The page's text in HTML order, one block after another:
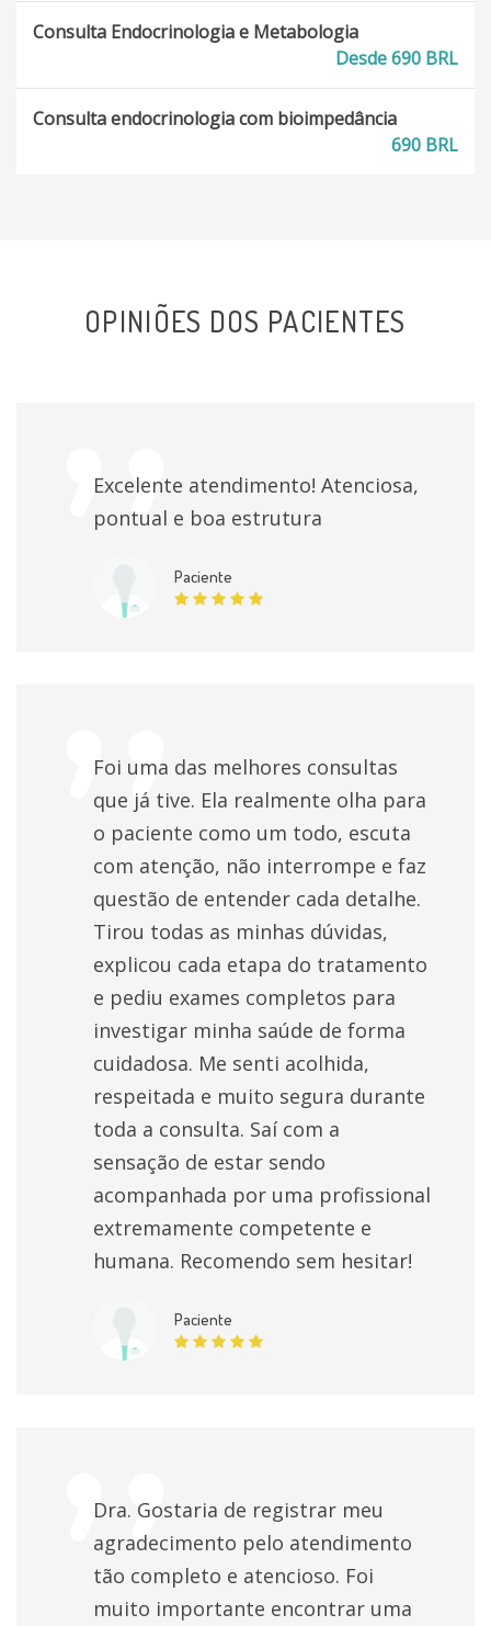
Consulta Endocrinologia e Metabologia
Desde 690 BRL
Consulta endocrinologia com bioimpedância
690 BRL
OPINIÕES DOS PACIENTES
Excelente atendimento! Atenciosa,
pontual e boa estrutura
Paciente
Foi uma das melhores consultas
que já tive. Ela realmente olha para
o paciente como um todo, escuta
com atenção, não interrompe e faz
questão de entender cada detalhe.
Tirou todas as minhas dúvidas,
explicou cada etapa do tratamento
e pediu exames completos para
investigar minha saúde de forma
cuidadosa. Me senti acolhida,
respeitada e muito segura durante
toda a consulta. Saí com a
sensação de estar sendo
acompanhada por uma profissional
extremamente competente e
humana. Recomendo sem hesitar!
Paciente
Dra. Gostaria de registrar meu
agradecimento pelo atendimento
tão completo e atencioso. Foi
muito importante encontrar uma